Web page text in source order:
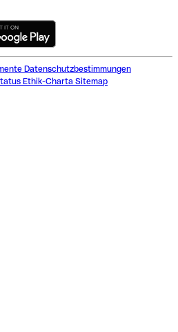
Datenschutzbestimmungen
Ethik-Charta Sitemap